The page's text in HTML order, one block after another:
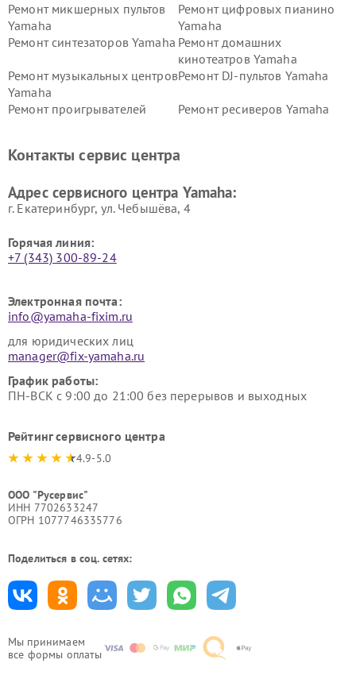
Мы принимаем
все формы оплаты
Ремонт микшерных пультов
Yamaha
Ремонт цифровых пианино
Yamaha
Ремонт синтезаторов Yamaha Ремонт домашних
кинотеатров Yamaha
Ремонт музыкальных центров
Yamaha
Ремонт DJ-пультов Yamaha
Ремонт проигрывателей
Ремонт ресиверов Yamaha
Yamaha
Yamaha
Контакты сервис центра
Адрес сервисного центра Yamaha:
г. Екатеринбург, ул. Чебышёва, 4
Горячая линия:
+7 (343) 300-89-24
Электронная почта:
info@yamaha-fixim.ru
для юридических лиц
manager@fix-yamaha.ru
График работы:
ПН-ВСК с 9:00 до 21:00 без перерывов и выходных
Рейтинг сервисного центра
4.9-5.0
ООО "Русервис"
ИНН 7702633247
ОГРН 1077746335776
Поделиться в соц. сетях: